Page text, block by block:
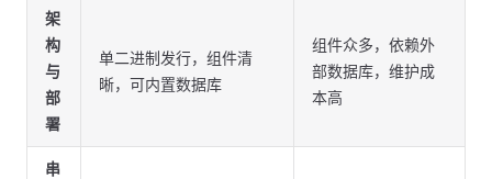
架
构
与
部
署
单二进制发行，组件清
晰，可内置数据库
组件众多，依赖外
部数据库，维护成
本高
串